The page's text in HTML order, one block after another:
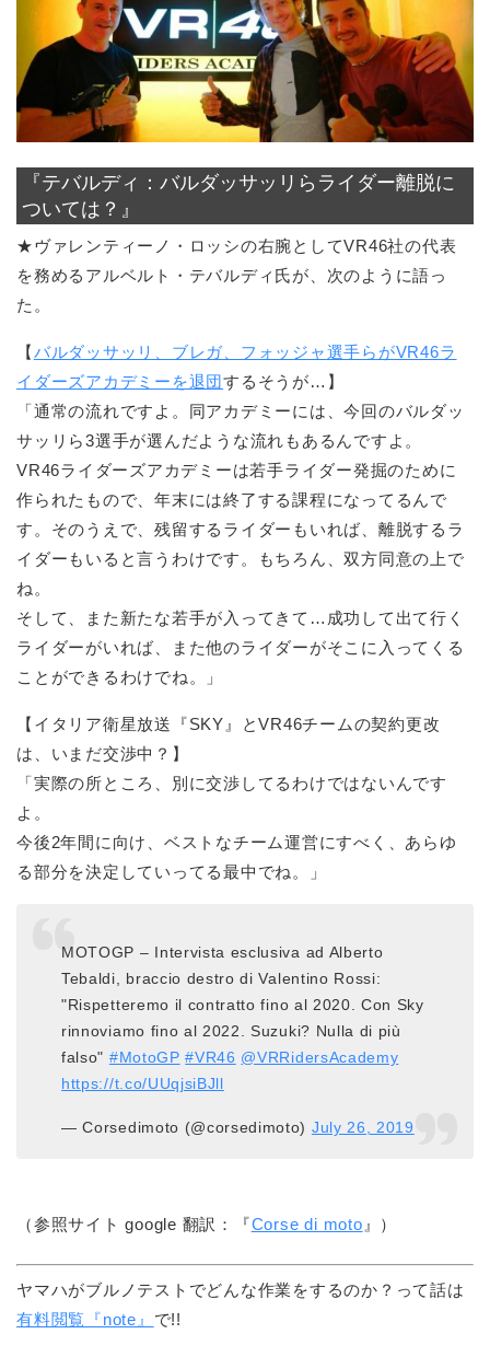
『テバルディ：バルダッサッリらライダー離脱に
ついては？』
★ヴァレンティーノ・ロッシの右腕としてVR46社の代表
を務めるアルベルト・テバルディ氏が、次のように語っ
た。
【バルダッサッリ、ブレガ、フォッジャ選手らがVR46ラ
イダーズアカデミーを退団するそうが…】
「通常の流れですよ。同アカデミーには、今回のバルダッ
サッリら3選手が選んだような流れもあるんですよ。
VR46ライダーズアカデミーは若手ライダー発掘のために
作られたもので、年末には終了する課程になってるんで
す。そのうえで、残留するライダーもいれば、離脱するラ
イダーもいると言うわけです。もちろん、双方同意の上で
ね。
そして、また新たな若手が入ってきて…成功して出て行く
ライダーがいれば、また他のライダーがそこに入ってくる
ことができるわけでね。」
【イタリア衛星放送『SKY』とVR46チームの契約更改
は、いまだ交渉中？】
「実際の所ところ、別に交渉してるわけではないんです
よ。
今後2年間に向け、ベストなチーム運営にすべく、あらゆ
る部分を決定していってる最中でね。」
MOTOGP – Intervista esclusiva ad Alberto
Tebaldi, braccio destro di Valentino Rossi:
"Rispetteremo il contratto fino al 2020. Con Sky
rinnoviamo fino al 2022. Suzuki? Nulla di più
falso" #MotoGP #VR46 @VRRidersAcademy
https://t.co/UUqjsiBJll
— Corsedimoto (@corsedimoto) July 26, 2019
（参照サイト google 翻訳：『Corse di moto 』）
ヤマハがブルノテストでどんな作業をするのか？って話は
有料閲覧『note』 で!!